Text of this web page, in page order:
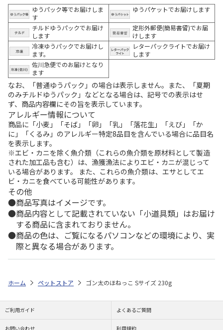
ゆうパック等でお届けしま
す
ゆうパケットでお届けします
チルドゆうパックでお届け
します
定形外郵便(簡易書留)でお届
けします
冷凍ゆうパックでお届けし
ます。
レターパックライトでお届け
します
佐川急便でのお届けとなり
ます
なお、「普通ゆうパック」の場合は表示しません。また、「夏期
のみチルドゆうパック」などとなる場合は、記号での表示はせ
ず、商品内容欄にその旨を表示しています。
アレルギー情報について
商品に「小麦」「そば」「卵」「乳」「落花生」「えび」「か
に」「くるみ」のアレルギー特定8品目を含んでいる場合に品目名
を表示します。
※エビ・カニを除く魚介類（これらの魚介類を原材料として製造
された加工品も含む）は、漁獲漁法によりエビ・カニが混じって
いる場合があります。 また、これらの魚介類は、エサとしてエ
ビ・カニを食べている可能性があります。
その他
商品写真はイメージです。
商品内容として記載されていない「小道具類」はお届け
する商品に含まれておりません。
商品の色は、ご覧になるパソコンなどの環境により、実
際と異なる場合があります。
ホーム ペットストア ゴン太のほねっこ Sサイズ 230g
ご利用ガイド よくあるご質問
お問い合わせ 利用規約